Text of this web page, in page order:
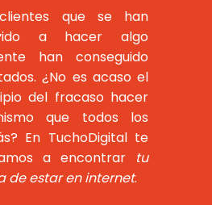
que se han
a hacer algo
han conseguido
¿No es acaso el
del fracaso hacer
que todos los
En TuchoDigital te
a encontrar tu
de estar en internet.